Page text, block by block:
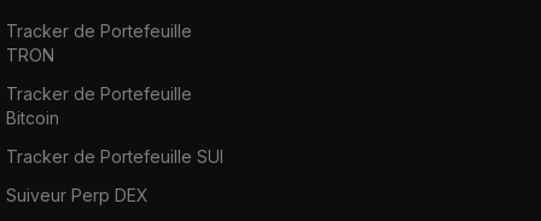
Tracker de Portefeuille
TRON
Tracker de Portefeuille
Bitcoin
Tracker de Portefeuille SUI
Suiveur Perp DEX